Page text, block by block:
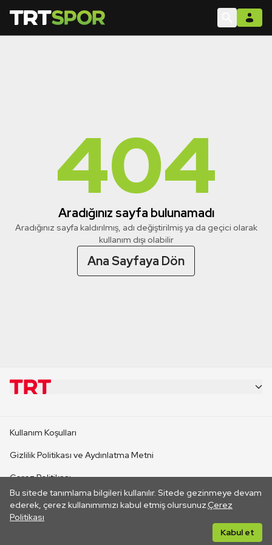
404
Aradığınız sayfa bulunamadı
Aradığınız sayfa kaldırılmış, adı değiştirilmiş ya da geçici olarak
kullanım dışı olabilir
Ana Sayfaya Dön
Bu sitede tanımlama bilgileri kullanılır. Sitede gezinmeye devam
ederek, çerez kullanımımızı kabul etmiş olursunuz.Çerez
Politikası
Kabul et
CANLI YAYINLAR
Kullanım Koşulları
Gizlilik Politikası ve Aydınlatma Metni
Çerez Politikası
İletişim
Her hakkı saklıdır. ©2026 TRT. Bağlantı yoluyla gidilen dış